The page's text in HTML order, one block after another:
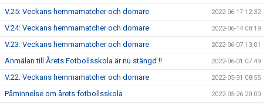
V.25: Veckans hemmamatcher och domare 2022-06-17 12:32
V.24: Veckans hemmamatcher och domare 2022-06-14 08:19
V.23: Veckans hemmamatcher och domare 2022-06-07 13:01
Anmälan till Årets Fotbollsskola är nu stängd !! 2022-06-01 07:49
V.22: Veckans hemmamatcher och domare 2022-05-31 08:55
Påminnelse om årets fotbollsskola 2022-05-26 20:00